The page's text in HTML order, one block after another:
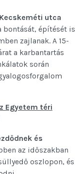
Kecskeméti utca
bontását, építését is
zajlanak. A 15-
a karbantartás
során
Egyetem téri
és
az időszakban
oszlopon, és